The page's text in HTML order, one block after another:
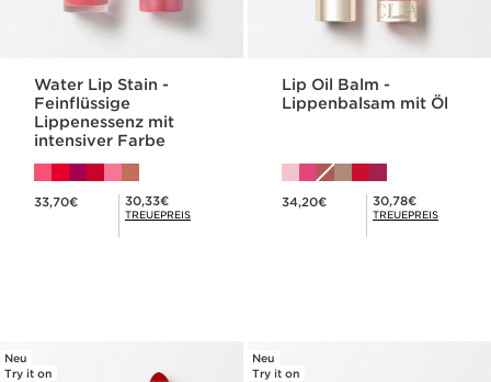
Water Lip Stain -
Feinflüssige
Lippenessenz mit
intensiver Farbe
33,70€ Mitgliederpreis 30,33€
30,33€
TREUEPREIS
Lip Oil Balm -
Lippenbalsam mit Öl
34,20€ Mitgliederpreis 30,78€
30,78€
TREUEPREIS
Neu
Try it on
Neu
Try it on